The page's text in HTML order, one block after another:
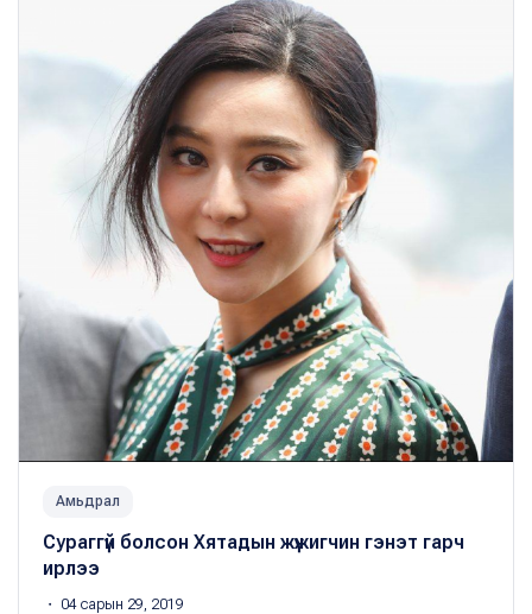
Амьдрал
Сураггүй болсон Хятадын жүжигчин гэнэт гарч
ирлээ
・ 04 сарын 29, 2019